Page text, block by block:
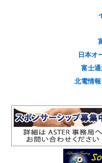
日本オ
富士
北電情